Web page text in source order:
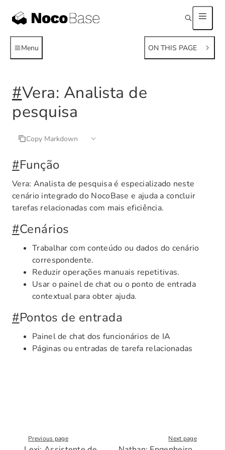
Menu ON THIS PAGE
#Vera: Analista de
pesquisa
Copy Markdown
#Função
Vera: Analista de pesquisa é especializado neste
cenário integrado do NocoBase e ajuda a concluir
tarefas relacionadas com mais eficiência.
#Cenários
Trabalhar com conteúdo ou dados do cenário
correspondente.
Reduzir operações manuais repetitivas.
Usar o painel de chat ou o ponto de entrada
contextual para obter ajuda.
#Pontos de entrada
Painel de chat dos funcionários de IA
Páginas ou entradas de tarefa relacionadas
Previous page Next page